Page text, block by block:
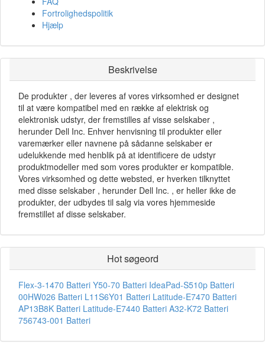
Fortrolighedspolitik
Hjælp
Beskrivelse
De produkter , der leveres af vores virksomhed er designet
til at være kompatibel med en række af elektrisk og
elektronisk udstyr, der fremstilles af visse selskaber ,
herunder Dell Inc. Enhver henvisning til produkter eller
varemærker eller navnene på sådanne selskaber er
udelukkende med henblik på at identificere de udstyr
produktmodeller med som vores produkter er kompatible.
Vores virksomhed og dette websted, er hverken tilknyttet
med disse selskaber , herunder Dell Inc. , er heller ikke de
produkter, der udbydes til salg via vores hjemmeside
fremstillet af disse selskaber.
Hot søgeord
Flex-3-1470 Batteri Y50-70 Batteri IdeaPad-S510p Batteri
00HW026 Batteri L11S6Y01 Batteri Latitude-E7470 Batteri
AP13B8K Batteri Latitude-E7440 Batteri A32-K72 Batteri
756743-001 Batteri